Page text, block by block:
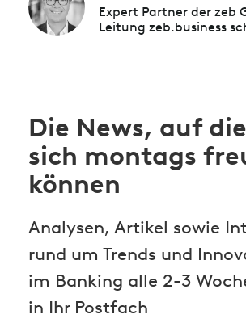
Expert Partner der zeb
Leitung zeb.business
Die News, auf
sich montags
können
Analysen, Artikel sowie
rund um Trends und
im Banking alle 2-3
in Ihr Postfach